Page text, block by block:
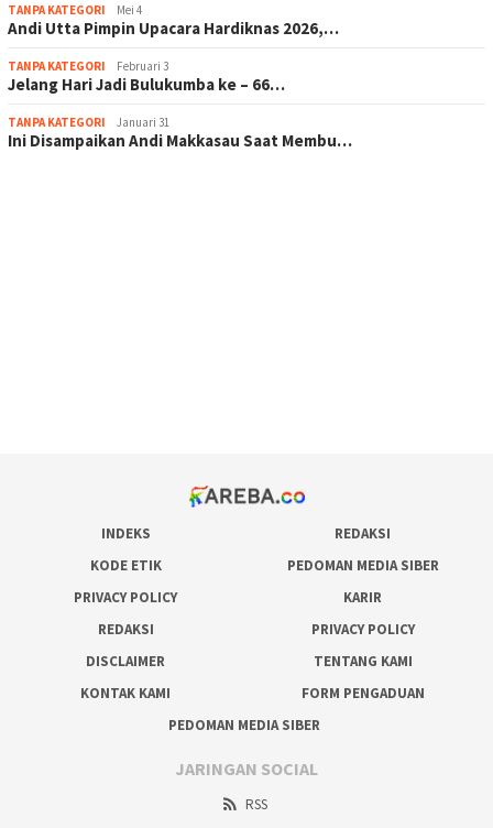
TANPA KATEGORI Mei 4
Andi Utta Pimpin Upacara Hardiknas 2026,…
TANPA KATEGORI Februari 3
Jelang Hari Jadi Bulukumba ke – 66…
TANPA KATEGORI Januari 31
Ini Disampaikan Andi Makkasau Saat Membu…
INDEKS
REDAKSI
KODE ETIK
PEDOMAN MEDIA SIBER
PRIVACY POLICY
KARIR
REDAKSI
PRIVACY POLICY
DISCLAIMER
TENTANG KAMI
KONTAK KAMI
FORM PENGADUAN
PEDOMAN MEDIA SIBER
JARINGAN SOCIAL
RSS